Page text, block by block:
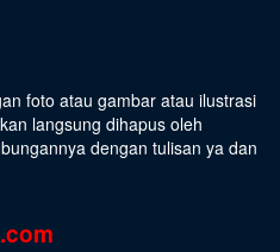
foto atau gambar atau ilustrasi
langsung dihapus oleh
dengan tulisan ya dan